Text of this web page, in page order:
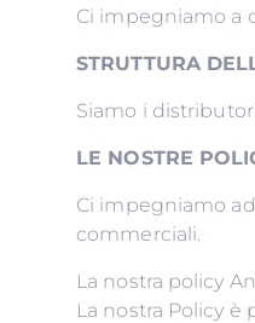
Ci impegniamo a
STRUTTURA
Siamo i
LE NOSTRE
Ci impegniamo
commerciali.
La nostra policy
La nostra Policy